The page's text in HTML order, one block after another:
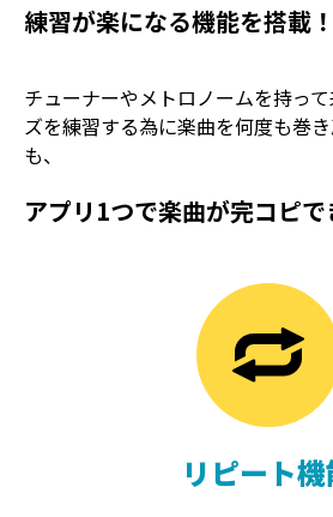
練習が楽になる機能を搭載！
チューナーやメトロノームを持っ
ズを練習する為に楽曲を何度も巻
も、
アプリ1つで楽曲が完コピで
リピート